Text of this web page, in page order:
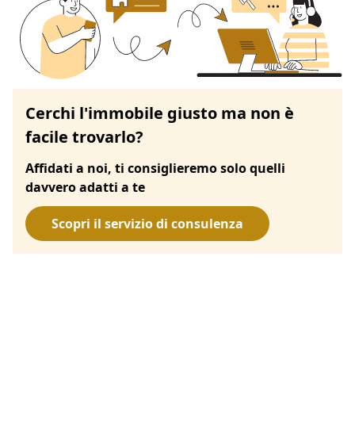
Cerchi l'immobile giusto ma non è
facile trovarlo?
Affidati a noi, ti consiglieremo solo quelli
davvero adatti a te
Scopri il servizio di consulenza